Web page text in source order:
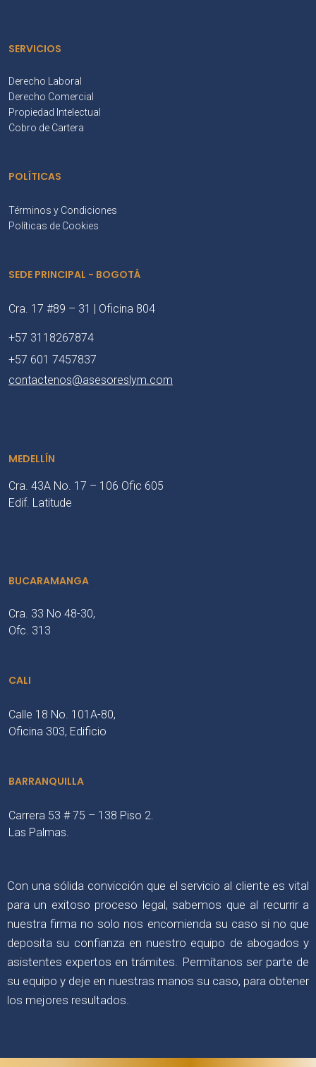
SERVICIOS
Derecho Laboral
Derecho Comercial
Propiedad Intelectual
Cobro de Cartera
POLÍTICAS
Términos y Condiciones
Políticas de Cookies
SEDE PRINCIPAL - BOGOTÁ
Cra. 17 #89 – 31 | Oficina 804
+57 3118267874
+57 601 7457837
contactenos@asesoreslym.com
MEDELLÍN
Cra. 43A No. 17 – 106 Ofic 605
Edif. Latitude
BUCARAMANGA
Cra. 33 No 48-30,
Ofc. 313
CALI
Calle 18 No. 101A-80,
Oficina 303, Edificio
BARRANQUILLA
Carrera 53 # 75 – 138 Piso 2.
Las Palmas.
Con una sólida convicción que el servicio al cliente es vital
para un exitoso proceso legal, sabemos que al recurrir a
nuestra firma no solo nos encomienda su caso si no que
deposita su confianza en nuestro equipo de abogados y
asistentes expertos en trámites. Permítanos ser parte de
su equipo y deje en nuestras manos su caso, para obtener
los mejores resultados.